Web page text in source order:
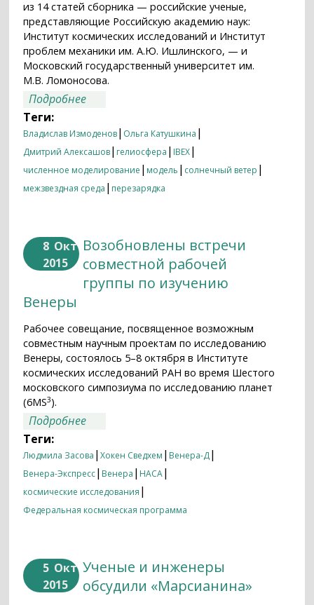
из 14 статей сборника — российские ученые,
представляющие Российскую академию наук:
Институт космических исследований и Институт
проблем механики им. А.Ю. Ишлинского, — и
Московский государственный университет им.
М.В. Ломоносова.
Подробнее
горячее, показали данные IBEX
Теги:
Владислав Измоденов| Ольга Катушкина |
Дмитрий Алексашов| гелиосфера | IBEX|
численное моделирование | модель | солнечный ветер |
межзвездная среда | перезарядка
8 Окт
2015
Возобновлены встречи
совместной рабочей
группы по изучению
Венеры
Рабочее совещание, посвященное возможным
совместным научным проектам по исследованию
Венеры, состоялось 5–8 октября в Институте
космических исследований РАН во время Шестого
московского симпозиума по исследованию планет
(6MS3).
Подробнее
Теги:
Людмила Засова |Хокен Сведхем | Венера-Д|
Венера-Экспресс| Венера | НАСА|
космические исследования |
Федеральная космическая программа
5 Окт
2015
Ученые и инженеры
обсудили «Марсианина»